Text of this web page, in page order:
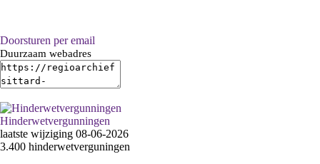
Doorsturen per email
Duurzaam webadres
Hinderwetvergunningen
laatste wijziging 08-06-2026
3.400 hinderwetverguningen